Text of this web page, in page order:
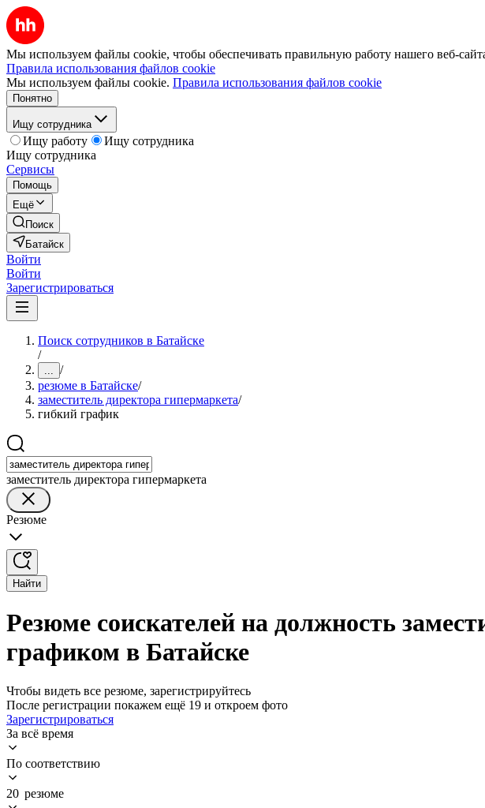
Мы используем файлы cookie, чтобы обеспечивать правильную работу нашего веб-
Правила использования файлов cookie
Мы используем файлы cookie. Правила использования файлов cookie
Понятно
Ищу сотрудника
Ищу работу
Ищу сотрудника
Ищу сотрудника
Сервисы
Помощь
Ещё
Поиск
Батайск
Войти
Войти
Зарегистрироваться
Поиск сотрудников в Батайске
/
... /
резюме в Батайске/
заместитель директора гипермаркета/
гибкий график
заместитель директора гипермаркета
Резюме
Найти
Резюме соискателей на должность
графиком в Батайске
Чтобы видеть все резюме, зарегистрируйтесь
После регистрации покажем ещё 19 и откроем фото
Зарегистрироваться
За всё время
По соответствию
20 резюме